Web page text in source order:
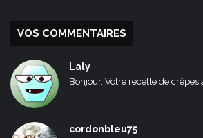
VOS COMMENTAIRES
Laly
Bonjour, Votre recette de crêpes
cordonbleu75